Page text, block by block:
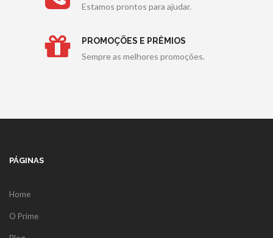
Estamos prontos para ajudar.
PROMOÇÕES E PRÊMIOS
Sempre as melhores promoções.
PÁGINAS
Home
O Prime